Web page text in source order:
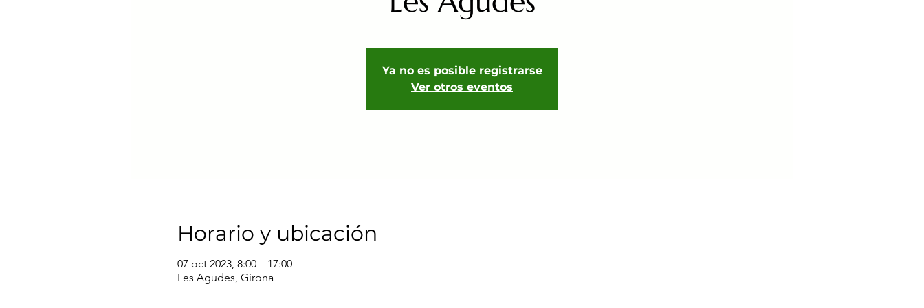
Ya no es posible registrarse
Ver otros eventos
Horario y ubicación
07 oct 2023, 8:00 – 17:00
Les Agudes, Girona